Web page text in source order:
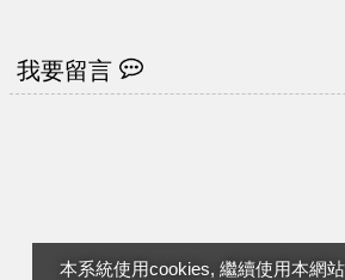
本系統使用cookies, 繼續使用本網
我要留言